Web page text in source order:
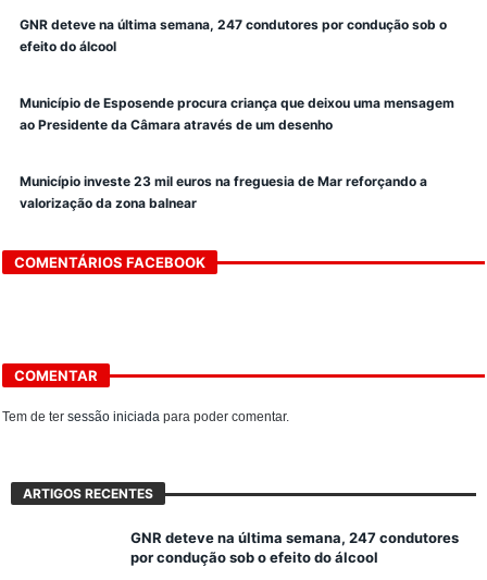
GNR deteve na última semana, 247 condutores por condução sob o
efeito do álcool
Município de Esposende procura criança que deixou uma mensagem
ao Presidente da Câmara através de um desenho
Município investe 23 mil euros na freguesia de Mar reforçando a
valorização da zona balnear
COMENTÁRIOS FACEBOOK
COMENTAR
Tem de tersessão iniciada para poder comentar.
ARTIGOS RECENTES
GNR deteve na última semana, 247 condutores
por condução sob o efeito do álcool